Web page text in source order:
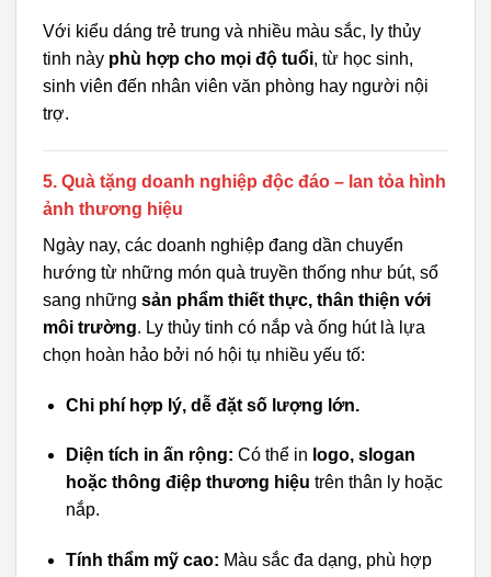
Với kiểu dáng trẻ trung và nhiều màu sắc, ly thủy
tinh này phù hợp cho mọi độ tuổi, từ học sinh,
sinh viên đến nhân viên văn phòng hay người nội
trợ.
5. Quà tặng doanh nghiệp độc đáo – lan tỏa hình
ảnh thương hiệu
Ngày nay, các doanh nghiệp đang dần chuyển
hướng từ những món quà truyền thống như bút, sổ
sang những sản phẩm thiết thực, thân thiện với
môi trường. Ly thủy tinh có nắp và ống hút là lựa
chọn hoàn hảo bởi nó hội tụ nhiều yếu tố:
Chi phí hợp lý, dễ đặt số lượng lớn.
Diện tích in ấn rộng: Có thể in logo, slogan
hoặc thông điệp thương hiệu trên thân ly hoặc
nắp.
Tính thẩm mỹ cao: Màu sắc đa dạng, phù hợp